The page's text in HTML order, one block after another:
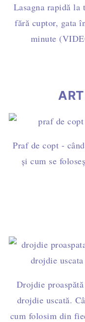
Lasagna rapidă la
fără cuptor, gata
minute
Praf de copt -
și cum se
Drojdie
drojdie uscată.
cum folosim din